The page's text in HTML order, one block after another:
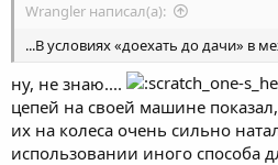
Wrangler написал(а):
...В условиях «доехать до дачи» в
ну, не знаю....
цепей на своей машине
их на колеса очень сильно
использовании иного способа